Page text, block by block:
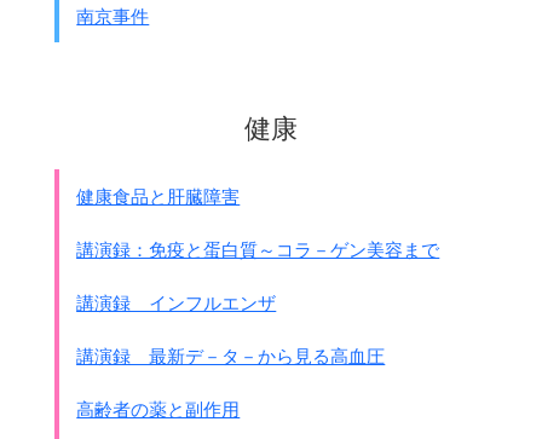
◎効果はあるが、目的以外のところにも
作用する害などがあります。
目的以外のところにも作用する害｣
色々ありますが、その中でも
薬の種類や使用が多いのが自律神経関係
南京事件
健康
健康食品と肝臓障害
講演録：免疫と蛋白質～コラ－ゲン美容まで
講演録 インフルエンザ
講演録 最新デ－タ－から見る高血圧
高齢者の薬と副作用